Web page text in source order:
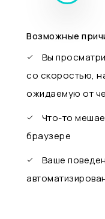
Возможные
Вы
со скоростью,
ожидаемую от
Что-то
браузере
Ваше